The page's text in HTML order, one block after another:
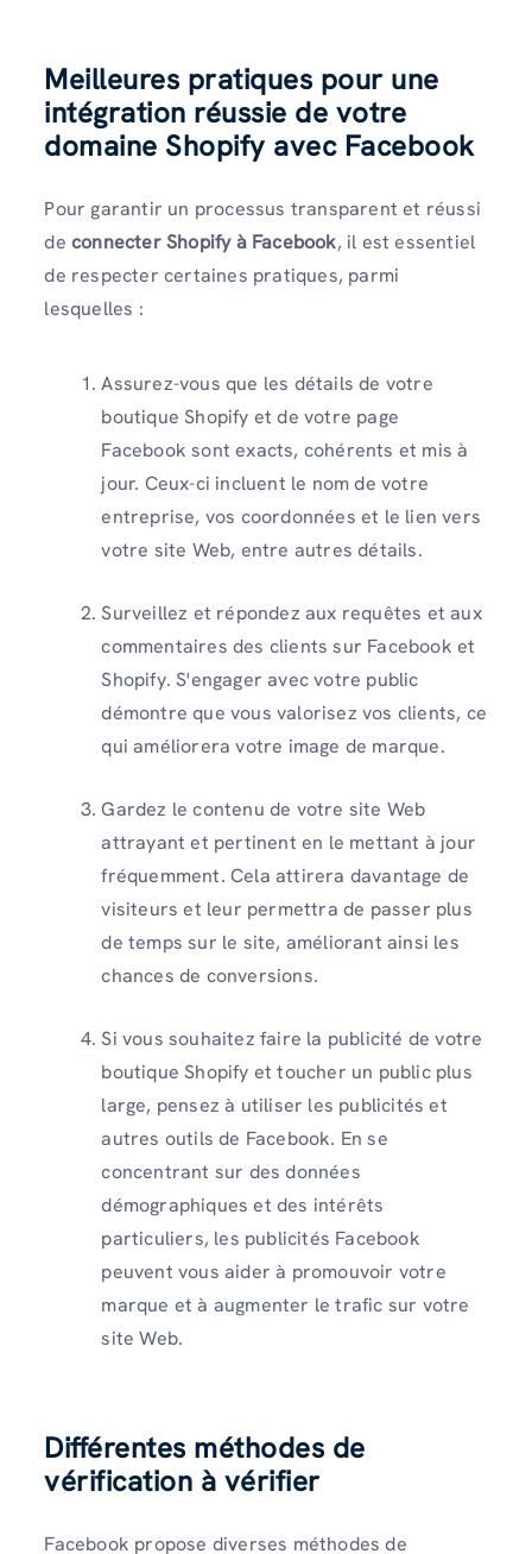
Meilleures pratiques pour une
intégration réussie de votre
domaine Shopify avec Facebook
Pour garantir un processus transparent et réussi
de connecter Shopify à Facebook, il est essentiel
de respecter certaines pratiques, parmi
lesquelles :
Assurez-vous que les détails de votre
boutique Shopify et de votre page
Facebook sont exacts, cohérents et mis à
jour. Ceux-ci incluent le nom de votre
entreprise, vos coordonnées et le lien vers
votre site Web, entre autres détails.
Surveillez et répondez aux requêtes et aux
commentaires des clients sur Facebook et
Shopify. S'engager avec votre public
démontre que vous valorisez vos clients, ce
qui améliorera votre image de marque.
Gardez le contenu de votre site Web
attrayant et pertinent en le mettant à jour
fréquemment. Cela attirera davantage de
visiteurs et leur permettra de passer plus
de temps sur le site, améliorant ainsi les
chances de conversions.
Si vous souhaitez faire la publicité de votre
boutique Shopify et toucher un public plus
large, pensez à utiliser les publicités et
autres outils de Facebook. En se
concentrant sur des données
démographiques et des intérêts
particuliers, les publicités Facebook
peuvent vous aider à promouvoir votre
marque et à augmenter le trafic sur votre
site Web.
Différentes méthodes de
vérification à vérifier
Facebook propose diverses méthodes de